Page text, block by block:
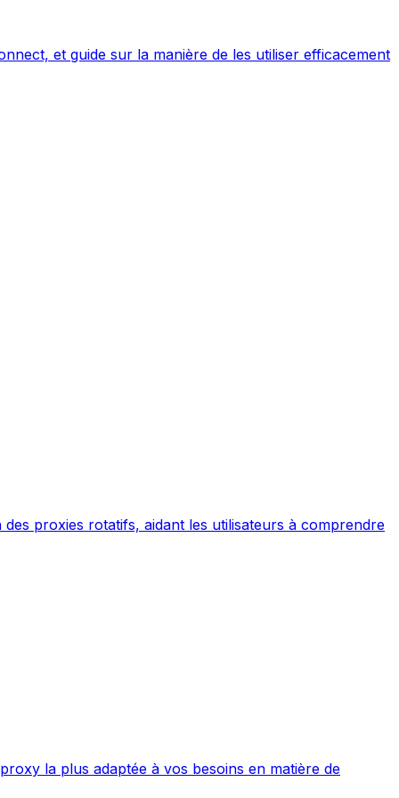
et guide sur la manière de les utiliser efficacement
proxies rotatifs, aidant les utilisateurs à comprendre
la plus adaptée à vos besoins en matière de